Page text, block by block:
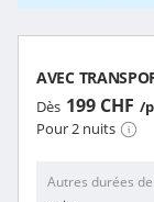
AVEC
Dès 199 CHF /
Pour 2 nuits
Autres durées